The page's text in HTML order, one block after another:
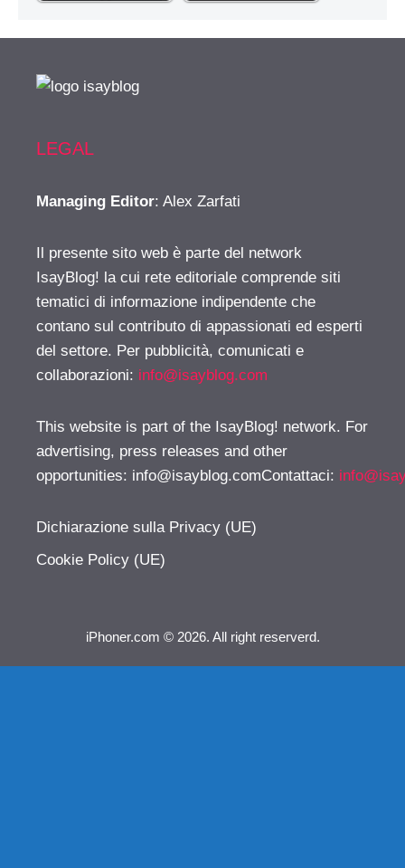
LEGAL
Managing Editor: Alex Zarfati
Il presente sito web è parte del network
IsayBlog! la cui rete editoriale comprende siti
tematici di informazione indipendente che
contano sul contributo di appassionati ed esperti
del settore. Per pubblicità, comunicati e
collaborazioni: info@isayblog.com
This website is part of the IsayBlog! network. For
advertising, press releases and other
opportunities: info@isayblog.comContattaci:
Dichiarazione sulla Privacy (UE)
Cookie Policy (UE)
iPhoner.com © 2026. All right reserverd.